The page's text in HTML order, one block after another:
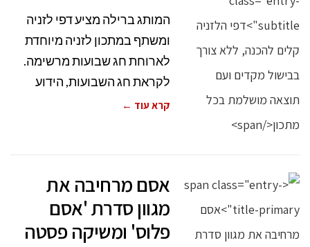
המותג ברילה מציע דפי לזניה
ומשתף במתכון לזניה מיוחדת
לארוחת חג שבועות מרשימה.
לקראת חג השבועות, הידוע
קרא עוד ←
אסם מרחיבה את
מגוון סדרת 'אסם
פלוס' ומשיקה פסטה